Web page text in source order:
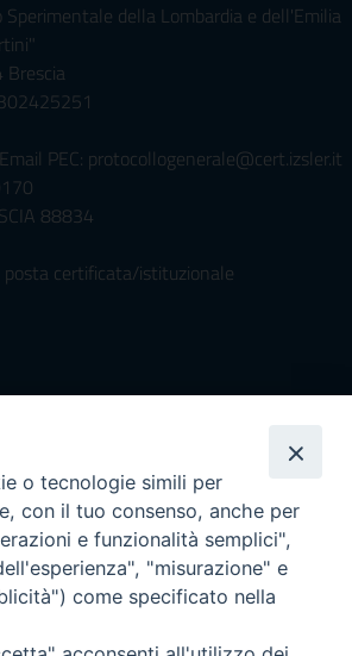
della Lombardia e dell'Emilia
PEC: protocollogenerale@cert.izsler.it
88834
posta certificata/istituzionale
Newsletter
IZSLER
viene garantito per entrambe le
o tecnologie simili per
con il tuo consenso, anche per
e funzionalità semplici",
"misurazione" e
come specificato nella